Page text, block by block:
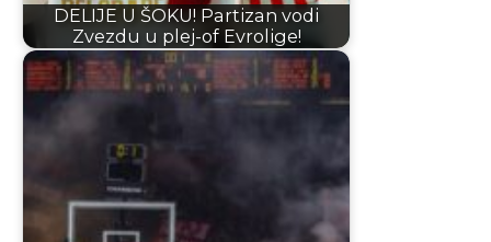
DELIJE U ŠOKU! Partizan vodi
Zvezdu u plej-of Evrolige!